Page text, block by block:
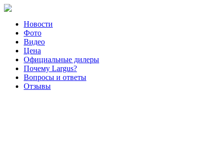
Новости
Фото
Видео
Цена
Официальные дилеры
Почему Largus?
Вопросы и ответы
Отзывы